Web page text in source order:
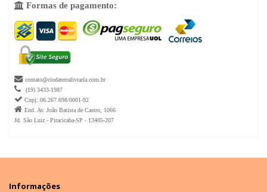
 Formas de pagamento:
 contato@ciodaterralivraria.com.br
 (19) 3433-1987
 Cnpj: 06.267.698/0001-92
 End. Av. João Batista de Castro, 1066
Jd. São Luiz - Piracicaba-SP - 13405-207
Informações